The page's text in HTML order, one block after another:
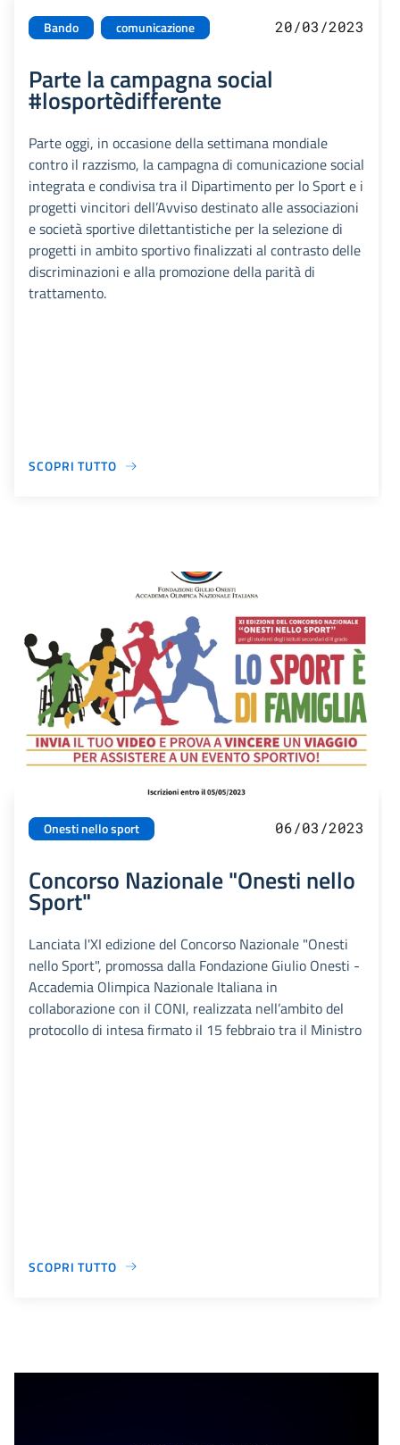
Bando comunicazione 20/03/2023
Parte la campagna social
#losportèdifferente
Parte oggi, in occasione della settimana mondiale
contro il razzismo, la campagna di comunicazione social
integrata e condivisa tra il Dipartimento per lo Sport e i
progetti vincitori dell’Avviso destinato alle associazioni
e società sportive dilettantistiche per la selezione di
progetti in ambito sportivo finalizzati al contrasto delle
discriminazioni e alla promozione della parità di
trattamento.
SCOPRI TUTTO
Onesti nello sport 06/03/2023
Concorso Nazionale "Onesti nello
Sport"
Lanciata l'XI edizione del Concorso Nazionale "Onesti
nello Sport", promossa dalla Fondazione Giulio Onesti -
Accademia Olimpica Nazionale Italiana in
collaborazione con il CONI, realizzata nell’ambito del
protocollo di intesa firmato il 15 febbraio tra il Ministro
SCOPRI TUTTO